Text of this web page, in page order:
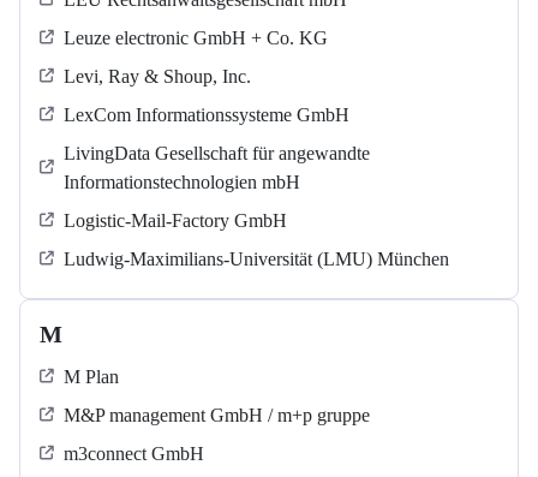
Leuze electronic GmbH + Co. KG
Levi, Ray & Shoup, Inc.
LexCom Informationssysteme GmbH
LivingData Gesellschaft für angewandte
Informationstechnologien mbH
Logistic-Mail-Factory GmbH
Ludwig-Maximilians-Universität (LMU) München
M
M Plan
M&P management GmbH / m+p gruppe
m3connect GmbH